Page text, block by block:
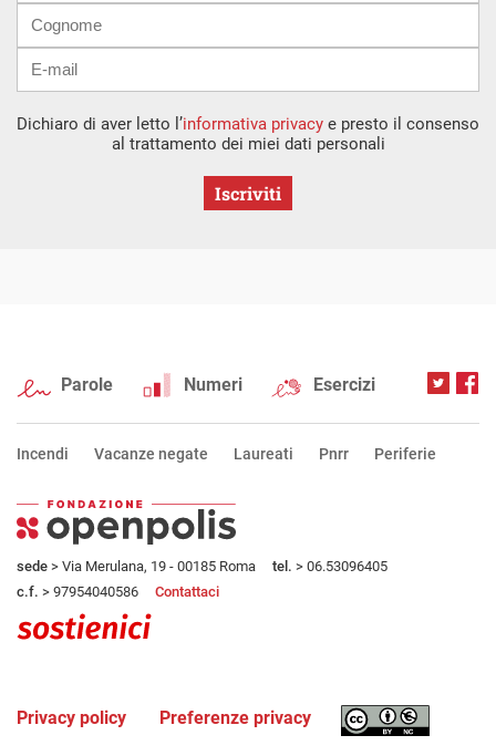
Dichiaro di aver letto l’informativa privacy e presto il consenso
al trattamento dei miei dati personali
Iscriviti
Parole Numeri Esercizi
Incendi Vacanze negate Laureati Pnrr Periferie
sede > Via Merulana, 19 - 00185 Roma tel. > 06.53096405
c.f. > 97954040586 Contattaci
Privacy policy Preferenze privacy